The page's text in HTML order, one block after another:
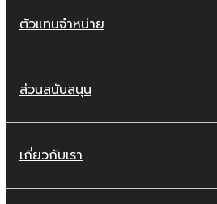
ตัวแทนจำหน่าย
ส่วนสนับสนุน
เกี่ยวกับเรา